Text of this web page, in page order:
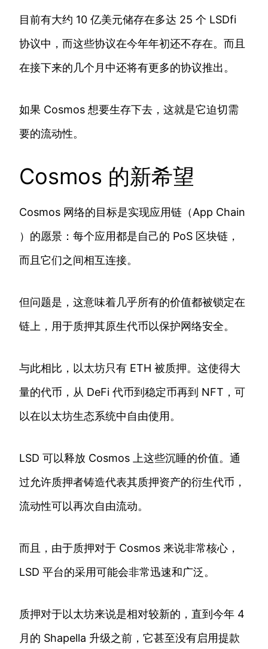
目前有大约 10 亿美元储存在多达 25 个 LSDfi
协议中，而这些协议在今年年初还不存在。而且
在接下来的几个月中还将有更多的协议推出。
如果 Cosmos 想要生存下去，这就是它迫切需
要的流动性。
Cosmos 的新希望
Cosmos 网络的目标是实现应用链（App Chain
）的愿景：每个应用都是自己的 PoS 区块链，
而且它们之间相互连接。
但问题是，这意味着几乎所有的价值都被锁定在
链上，用于质押其原生代币以保护网络安全。
与此相比，以太坊只有 ETH 被质押。这使得大
量的代币，从 DeFi 代币到稳定币再到 NFT，可
以在以太坊生态系统中自由使用。
LSD 可以释放 Cosmos 上这些沉睡的价值。通
过允许质押者铸造代表其质押资产的衍生代币，
流动性可以再次自由流动。
而且，由于质押对于 Cosmos 来说非常核心，
LSD 平台的采用可能会非常迅速和广泛。
质押对于以太坊来说是相对较新的，直到今年 4
月的 Shapella 升级之前，它甚至没有启用提款